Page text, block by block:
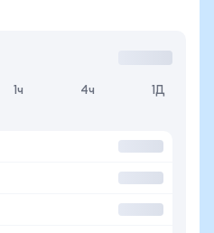
1ч 4ч 1Д